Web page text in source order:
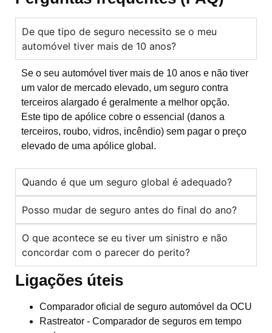
De que tipo de seguro necessito se o meu
automóvel tiver mais de 10 anos?
Se o seu automóvel tiver mais de 10 anos e não tiver
um valor de mercado elevado, um seguro contra
terceiros alargado é geralmente a melhor opção.
Este tipo de apólice cobre o essencial (danos a
terceiros, roubo, vidros, incêndio) sem pagar o preço
elevado de uma apólice global.
Quando é que um seguro global é adequado?
Posso mudar de seguro antes do final do ano?
O que acontece se eu tiver um sinistro e não
concordar com o parecer do perito?
Ligações úteis
Comparador oficial de seguro automóvel da OCU
Rastreator - Comparador de seguros em tempo